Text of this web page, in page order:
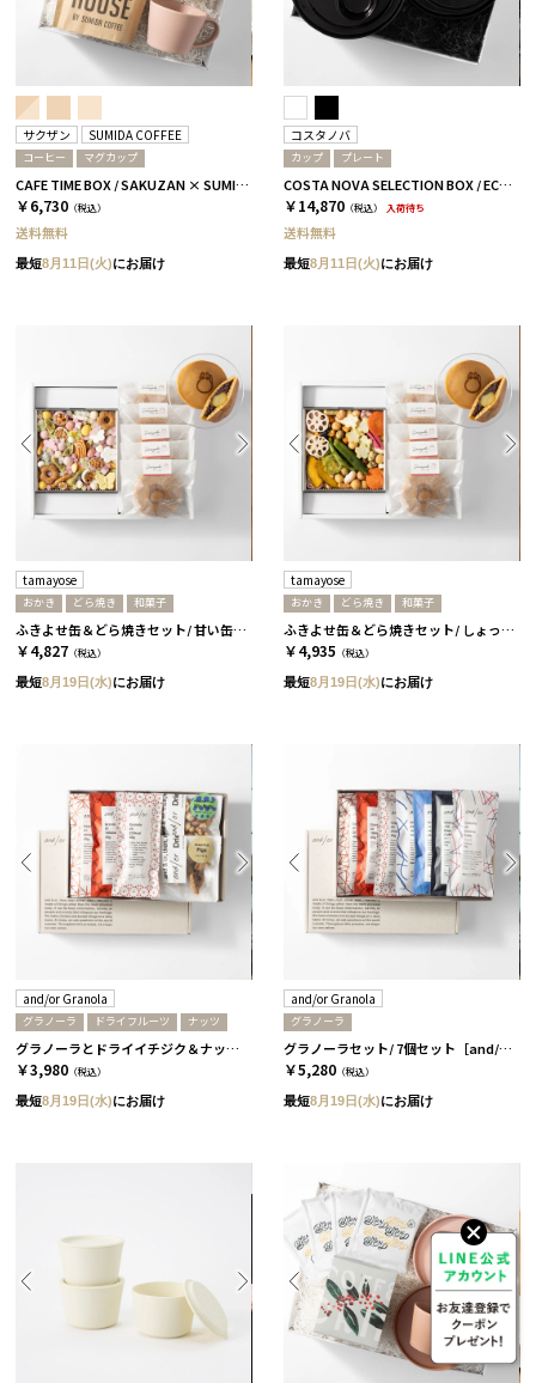
サクザン SUMIDA COFFEE
コーヒー マグカップ
CAFE TIME BOX / SAKUZAN × SUMIDA COFFEE / コーラルベージュ
￥6,730 （税込）
送料無料
最短8月11日(火)にお届け
コスタノバ
カップ プレート
COSTA NOVA SELECTION BOX / ECOGRES / ブラック［コスタノバ］
￥14,870 （税込） 入荷待ち
送料無料
最短8月11日(火)にお届け
tamayose
おかき どら焼き 和菓子
ふきよせ缶＆どら焼きセット/ 甘い缶［tamayose］
￥4,827 （税込）
最短8月19日(水)にお届け
tamayose
おかき どら焼き 和菓子
ふきよせ缶＆どら焼きセット/ しょっぱい缶［tamayose］
￥4,935 （税込）
最短8月19日(水)にお届け
and/or Granola
グラノーラ ドライフルーツ ナッツ
グラノーラとドライイチジク＆ナッツセット/ 3個セット［and/or Granola］
￥3,980 （税込）
最短8月19日(水)にお届け
and/or Granola
グラノーラ
グラノーラセット/ 7個セット［and/or Granola］
￥5,280 （税込）
最短8月19日(水)にお届け